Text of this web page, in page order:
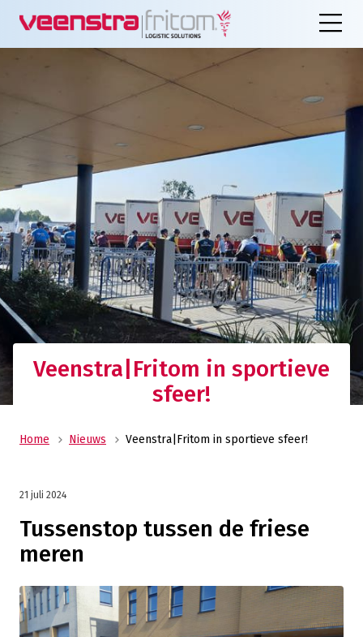
Veenstra|Fritom in sportieve
sfeer!
Home Nieuws Veenstra|Fritom in sportieve sfeer!
Tussenstop tussen de friese
meren
21 juli 2024